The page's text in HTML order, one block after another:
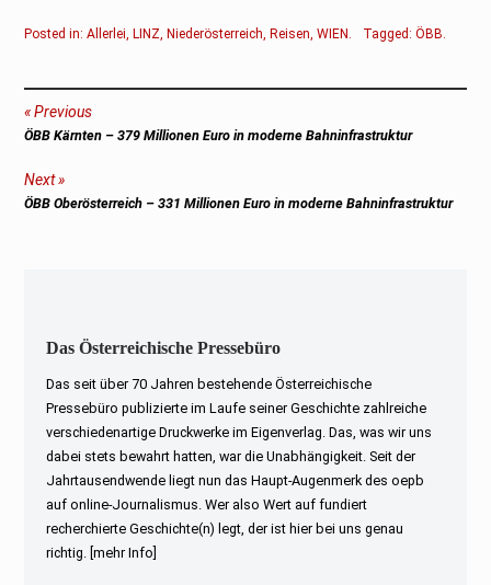
Posted in:Allerlei,LINZ,Niederösterreich,Reisen,WIEN. Tagged:ÖBB.
Beitragsnavigation
Previous
Previous
ÖBB Kärnten –379 Millionen Euro in moderne Bahninfrastruktur
Next
Next
ÖBB Oberösterreich –331 Millionen Euro in moderne Bahninfrastruktur
Das Österreichische Pressebüro
Das seit über 70 Jahren bestehende Österreichische
Pressebüro publizierte im Laufe seiner Geschichte zahlreiche
verschiedenartige Druckwerke im Eigenverlag. Das, was wir uns
dabei stets bewahrt hatten, war die Unabhängigkeit. Seit der
Jahrtausendwende liegt nun das Haupt-Augenmerk des oepb
auf online-Journalismus. Wer also Wert auf fundiert
recherchierte Geschichte(n) legt, der ist hier bei uns genau
richtig.
[mehr Info]